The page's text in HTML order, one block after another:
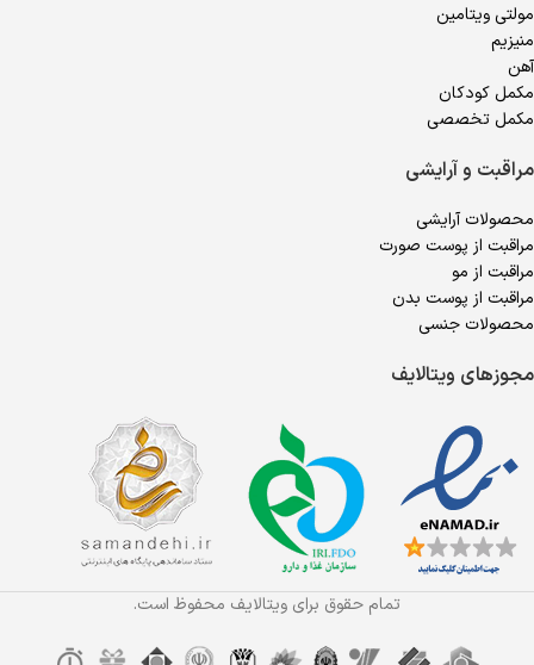
مولتی ویتامین
منیزیم
آهن
مکمل کودکان
مکمل تخصصی
مراقبت و آرایشی
محصولات آرایشی
مراقبت از پوست صورت
مراقبت از مو
مراقبت از پوست بدن
محصولات جنسی
مجوزهای ویتالایف
تمام حقوق برای ویتالایف محفوظ است.